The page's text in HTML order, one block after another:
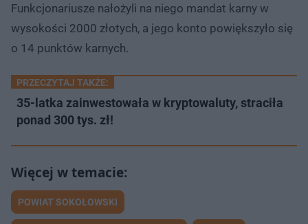
Funkcjonariusze nałożyli na niego mandat karny w
wysokości 2000 złotych, a jego konto powiększyło się
o 14 punktów karnych.
PRZECZYTAJ TAKŻE:
35-latka zainwestowała w kryptowaluty, straciła
ponad 300 tys. zł!
POWIAT SOKOŁOWSKI